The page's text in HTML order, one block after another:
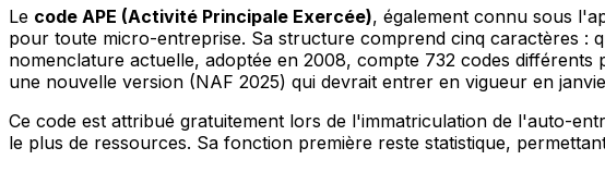
Le code APE (Activité Principale Exercée), également connu sous
pour toute micro-entreprise. Sa structure comprend cinq caractères :
nomenclature actuelle, adoptée en 2008, compte 732 codes
une nouvelle version (NAF 2025) qui devrait entrer en vigueur en
Ce code est attribué gratuitement lors de l'immatriculation de l'auto-
le plus de ressources. Sa fonction première reste statistique,